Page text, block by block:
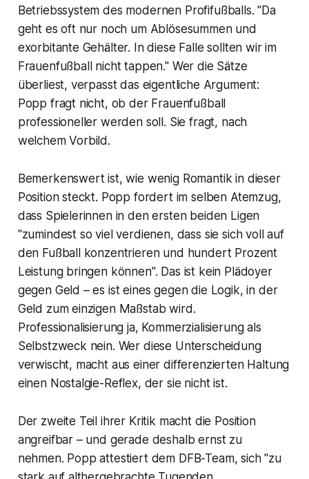
Betriebssystem des modernen Profifußballs. "Da
geht es oft nur noch um Ablösesummen und
exorbitante Gehälter. In diese Falle sollten wir im
Frauenfußball nicht tappen." Wer die Sätze
überliest, verpasst das eigentliche Argument:
Popp fragt nicht, ob der Frauenfußball
professioneller werden soll. Sie fragt, nach
welchem Vorbild.
Bemerkenswert ist, wie wenig Romantik in dieser
Position steckt. Popp fordert im selben Atemzug,
dass Spielerinnen in den ersten beiden Ligen
"zumindest so viel verdienen, dass sie sich voll auf
den Fußball konzentrieren und hundert Prozent
Leistung bringen können". Das ist kein Plädoyer
gegen Geld – es ist eines gegen die Logik, in der
Geld zum einzigen Maßstab wird.
Professionalisierung ja, Kommerzialisierung als
Selbstzweck nein. Wer diese Unterscheidung
verwischt, macht aus einer differenzierten Haltung
einen Nostalgie-Reflex, der sie nicht ist.
Der zweite Teil ihrer Kritik macht die Position
angreifbar – und gerade deshalb ernst zu
nehmen. Popp attestiert dem DFB-Team, sich "zu